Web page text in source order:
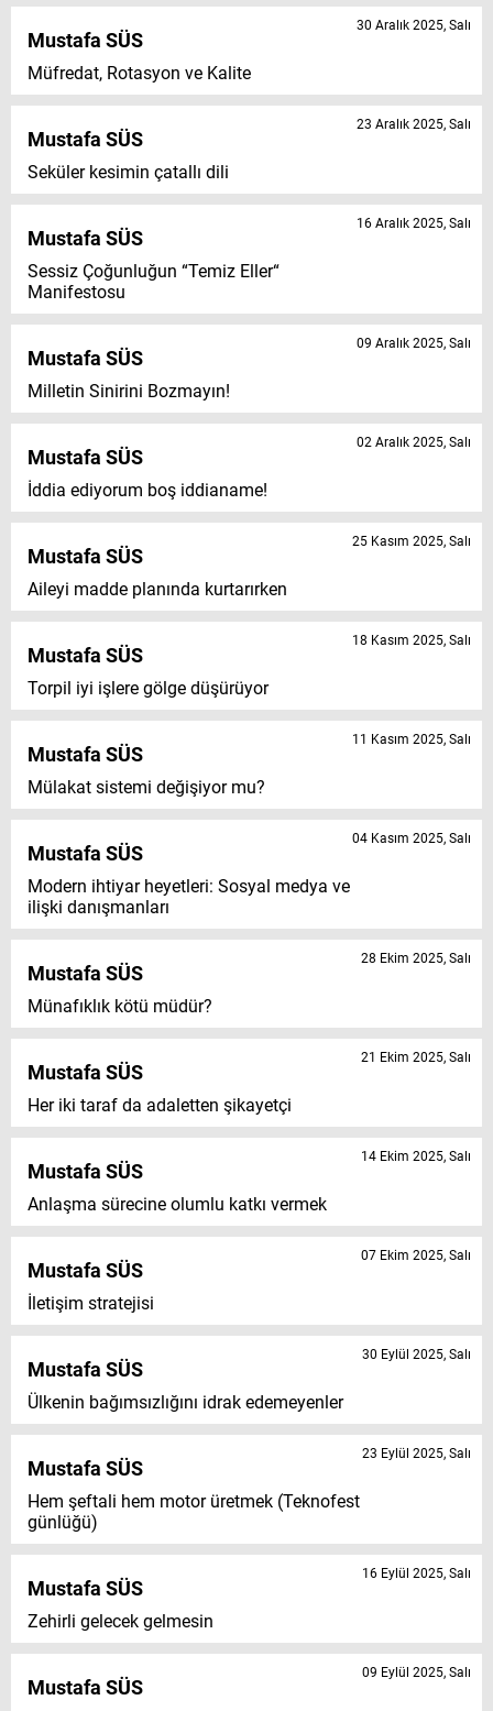
Mustafa SÜS
Müfredat, Rotasyon ve Kalite
30 Aralık 2025, Salı
Mustafa SÜS
Seküler kesimin çatallı dili
23 Aralık 2025, Salı
Mustafa SÜS
Sessiz Çoğunluğun “Temiz Eller“
Manifestosu
16 Aralık 2025, Salı
Mustafa SÜS
Milletin Sinirini Bozmayın!
09 Aralık 2025, Salı
Mustafa SÜS
İddia ediyorum boş iddianame!
02 Aralık 2025, Salı
Mustafa SÜS
Aileyi madde planında kurtarırken
25 Kasım 2025, Salı
Mustafa SÜS
Torpil iyi işlere gölge düşürüyor
18 Kasım 2025, Salı
Mustafa SÜS
Mülakat sistemi değişiyor mu?
11 Kasım 2025, Salı
Mustafa SÜS
Modern ihtiyar heyetleri: Sosyal medya ve
ilişki danışmanları
04 Kasım 2025, Salı
Mustafa SÜS
Münafıklık kötü müdür?
28 Ekim 2025, Salı
Mustafa SÜS
Her iki taraf da adaletten şikayetçi
21 Ekim 2025, Salı
Mustafa SÜS
Anlaşma sürecine olumlu katkı vermek
14 Ekim 2025, Salı
Mustafa SÜS
İletişim stratejisi
07 Ekim 2025, Salı
Mustafa SÜS
Ülkenin bağımsızlığını idrak edemeyenler
30 Eylül 2025, Salı
Mustafa SÜS
Hem şeftali hem motor üretmek (Teknofest
günlüğü)
23 Eylül 2025, Salı
Mustafa SÜS
Zehirli gelecek gelmesin
16 Eylül 2025, Salı
Mustafa SÜS
09 Eylül 2025, Salı